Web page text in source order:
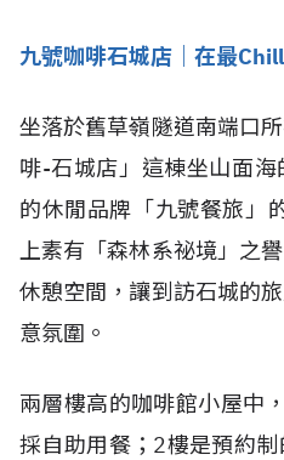
九號咖啡石城店｜在最
坐落於舊草嶺隧道南端口
啡-石城店」這棟坐山面
的休閒品牌「九號餐旅」
上素有「森林系祕境」之
休憩空間，讓到訪石城的
意氛圍。
兩層樓高的咖啡館小屋中
採自助用餐；2樓是預約